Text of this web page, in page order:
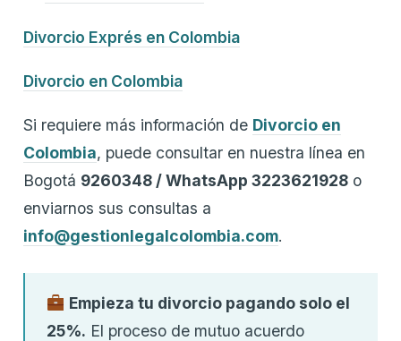
Divorcio Exprés en Colombia
Divorcio en Colombia
Si requiere más información de Divorcio en
Colombia, puede consultar en nuestra línea en
Bogotá 9260348 / WhatsApp 3223621928 o
enviarnos sus consultas a
info@gestionlegalcolombia.com.
Empieza tu divorcio pagando solo el
25%. El proceso de mutuo acuerdo